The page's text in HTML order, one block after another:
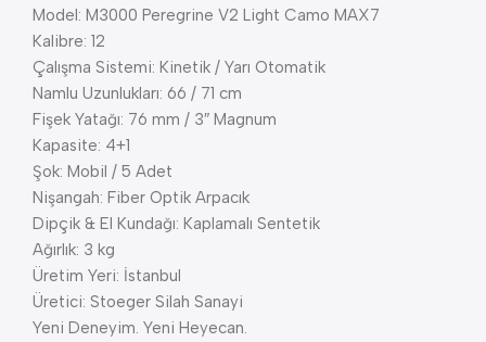
Model: M3000 Peregrine V2 Light Camo MAX7
Kalibre: 12
Çalışma Sistemi: Kinetik / Yarı Otomatik
Namlu Uzunlukları: 66 / 71 cm
Fişek Yatağı: 76 mm / 3″ Magnum
Kapasite: 4+1
Şok: Mobil / 5 Adet
Nişangah: Fiber Optik Arpacık
Dipçik & El Kundağı: Kaplamalı Sentetik
Ağırlık: 3 kg
Üretim Yeri: İstanbul
Üretici: Stoeger Silah Sanayi
Yeni Deneyim. Yeni Heyecan.